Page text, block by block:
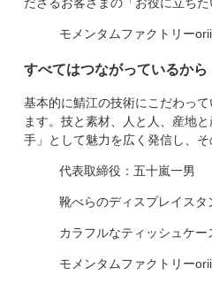
ださるお客さまの「お役に立ち
モメンタムファクトリー
すべてはつながっているから
基本的に鯖江の技術にこだわっ
ます。技と素材、人と人、産地
手」として魅力を広く発信し、
代表取締役：五十嵐一男
靴べらのディスプレイスタ
カラフルなティッシュケー
モメンタムファクトリー